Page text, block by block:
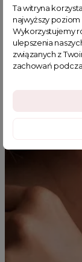
asymetryczna
fajne ciuszki
spódnica
Ta witryna
najwyższy poziom
Wykorzystujemy
ulepszenia
związanych z
zachowań